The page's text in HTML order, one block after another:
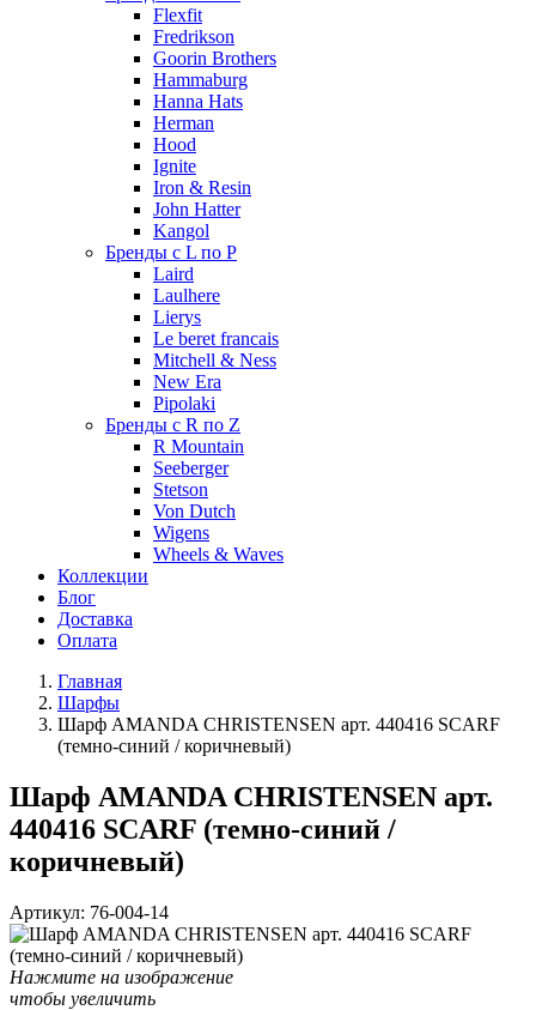
Flexfit
Fredrikson
Goorin Brothers
Hammaburg
Hanna Hats
Herman
Hood
Ignite
Iron & Resin
John Hatter
Kangol
Бренды с L по P
Laird
Laulhere
Lierys
Le beret francais
Mitchell & Ness
New Era
Pipolaki
Бренды с R по Z
R Mountain
Seeberger
Stetson
Von Dutch
Wigens
Wheels & Waves
Коллекции
Блог
Доставка
Оплата
Главная
Шарфы
Шарф AMANDA CHRISTENSEN арт. 440416 SCARF
(темно-синий / коричневый)
Шарф AMANDA CHRISTENSEN арт.
440416 SCARF (темно-синий /
коричневый)
Артикул: 76-004-14
Нажмите на изображение
чтобы увеличить